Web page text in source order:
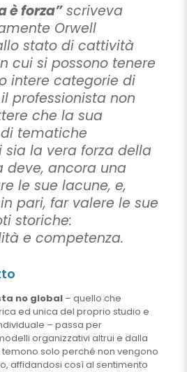
è forza”scriveva
Orwell
stato di cattività
cui si possono tenere
intere categorie di
professionista non
che la sua
di tematiche
la vera forza della
deve, ancora una
le sue lacune, e,
pari, far valere le sue
storiche:
e competenza.
no global– quello che
ed unica del proprio studio e
– passa per
organizzativi altrui e dalla
solo perché non vengono
affidandosi così al sentimento